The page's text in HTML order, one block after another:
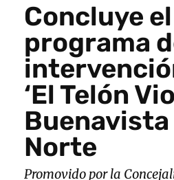
Concluye el
programa
‘El Telón
Buenavista
Norte
Promovido por la